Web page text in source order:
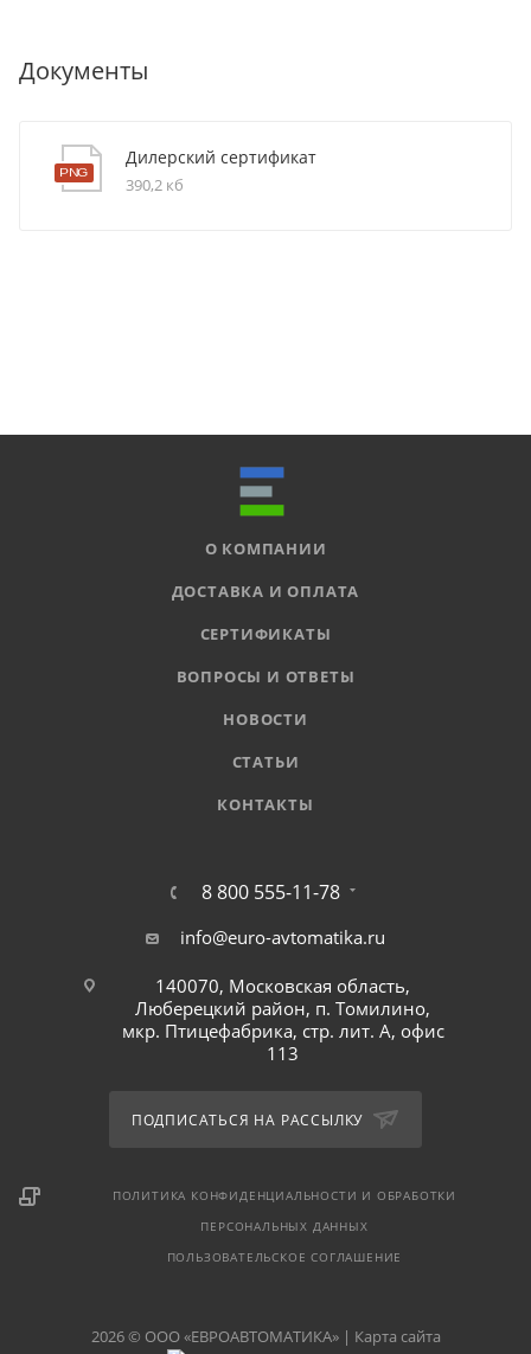
Документы
Дилерский сертификат
390,2 кб
О КОМПАНИИ
ДОСТАВКА И ОПЛАТА
СЕРТИФИКАТЫ
ВОПРОСЫ И ОТВЕТЫ
НОВОСТИ
СТАТЬИ
КОНТАКТЫ
8 800 555-11-78
info@euro-avtomatika.ru
140070, Московская область,
Люберецкий район, п. Томилино,
мкр. Птицефабрика, стр. лит. А, офис
113
ПОДПИСАТЬСЯ НА РАССЫЛКУ
ПОЛИТИКА КОНФИДЕНЦИАЛЬНОСТИ И ОБРАБОТКИ
ПЕРСОНАЛЬНЫХ ДАННЫХ
ПОЛЬЗОВАТЕЛЬСКОЕ СОГЛАШЕНИЕ
2026 © ООО «ЕВРОАВТОМАТИКА» | Карта сайта